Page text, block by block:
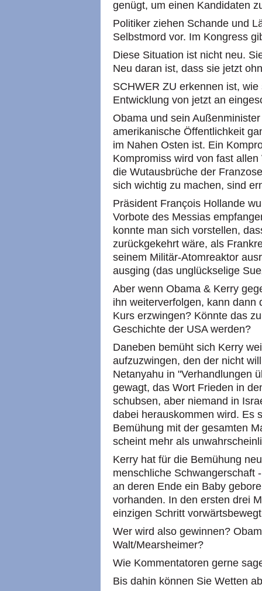
genügt, um einen Kandidaten
Politiker ziehen Schande und
Selbstmord vor. Im Kongress
Diese Situation ist nicht neu.
Neu daran ist, dass sie jetzt
SCHWER ZU erkennen ist,
Entwicklung von jetzt an
Obama und sein
amerikanische Öffentlichkeit
im Nahen Osten ist. Ein
Kompromiss wird von fast
die Wutausbrüche der
sich wichtig zu machen, sind
Präsident François Hollande
Vorbote des Messias
konnte man sich vorstellen,
zurückgekehrt wäre, als
seinem Militär-Atomreaktor
ausging (das unglückselige
Aber wenn Obama & Kerry
ihn weiterverfolgen, kann dann
Kurs erzwingen? Könnte das
Geschichte der USA werden?
Daneben bemüht sich Kerry
aufzuzwingen, den der nicht
Netanyahu in "Verhandlungen
gewagt, das Wort Frieden in
schubsen, aber niemand in
dabei herauskommen wird. Es
Bemühung mit der gesamten
scheint mehr als
Kerry hat für die Bemühung
menschliche Schwangerschaft
an deren Ende ein Baby
vorhanden. In den ersten drei
einzigen Schritt
Wer wird also gewinnen?
Walt/Mearsheimer?
Wie Kommentatoren gerne
Bis dahin können Sie Wetten